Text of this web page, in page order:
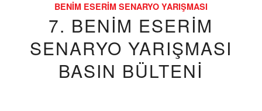
BENIM ESERIM SENARYO YARIŞMASI
7. BENIM ESERIM
SENARYO YARIŞMASI
BASIN BÜLTENI